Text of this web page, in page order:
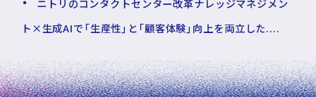
ニトリのコンタクトセンター改革ナレッジマネジメン
ト×生成AIで「生産性」と「顧客体験」向上を両立した....